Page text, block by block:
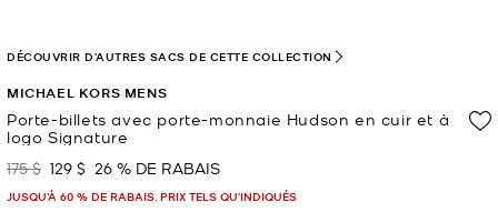
MICHAEL KORS MENS
Porte-billets avec porte-monnaie Hudson en cuir et à
logo Signature
était
175 $ maintenant
129 $ 26 % DE RABAIS
JUSQU’À 60 % DE RABAIS. PRIX TELS QU'INDIQUÉS
DÉCOUVRIR D'AUTRES SACS DE CETTE COLLECTION